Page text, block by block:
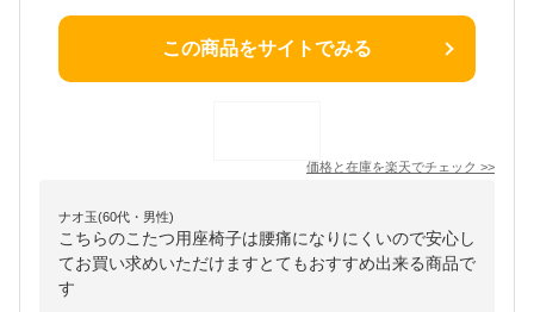
この商品をサイトでみる
価格と在庫を楽天でチェック >>
ナオ玉(60代・男性)
こちらのこたつ用座椅子は腰痛になりにくいので安心し
てお買い求めいただけますとてもおすすめ出来る商品で
す